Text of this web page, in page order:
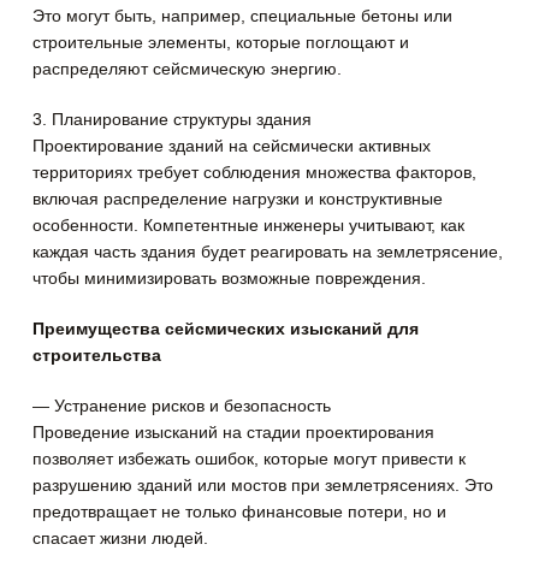
Это могут быть, например, специальные бетоны или
строительные элементы, которые поглощают и
распределяют сейсмическую энергию.
3. Планирование структуры здания
Проектирование зданий на сейсмически активных
территориях требует соблюдения множества факторов,
включая распределение нагрузки и конструктивные
особенности. Компетентные инженеры учитывают, как
каждая часть здания будет реагировать на землетрясение,
чтобы минимизировать возможные повреждения.
Преимущества сейсмических изысканий для
строительства
— Устранение рисков и безопасность
Проведение изысканий на стадии проектирования
позволяет избежать ошибок, которые могут привести к
разрушению зданий или мостов при землетрясениях. Это
предотвращает не только финансовые потери, но и
спасает жизни людей.